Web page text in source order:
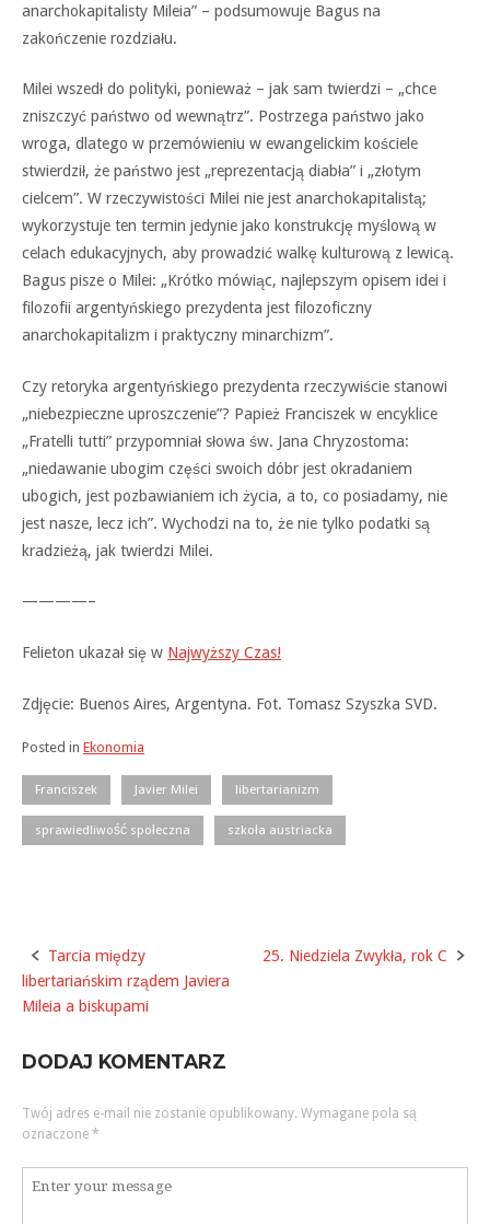
anarchokapitalisty Mileia” – podsumowuje Bagus na
zakończenie rozdziału.
Milei wszedł do polityki, ponieważ – jak sam twierdzi – „chce
zniszczyć państwo od wewnątrz”. Postrzega państwo jako
wroga, dlatego w przemówieniu w ewangelickim kościele
stwierdził, że państwo jest „reprezentacją diabła” i „złotym
cielcem”. W rzeczywistości Milei nie jest anarchokapitalistą;
wykorzystuje ten termin jedynie jako konstrukcję myślową w
celach edukacyjnych, aby prowadzić walkę kulturową z lewicą.
Bagus pisze o Milei: „Krótko mówiąc, najlepszym opisem idei i
filozofii argentyńskiego prezydenta jest filozoficzny
anarchokapitalizm i praktyczny minarchizm”.
Czy retoryka argentyńskiego prezydenta rzeczywiście stanowi
„niebezpieczne uproszczenie”? Papież Franciszek w encyklice
„Fratelli tutti” przypomniał słowa św. Jana Chryzostoma:
„niedawanie ubogim części swoich dóbr jest okradaniem
ubogich, jest pozbawianiem ich życia, a to, co posiadamy, nie
jest nasze, lecz ich”. Wychodzi na to, że nie tylko podatki są
kradzieżą, jak twierdzi Milei.
————–
Felieton ukazał się w Najwyższy Czas!
Zdjęcie: Buenos Aires, Argentyna. Fot. Tomasz Szyszka SVD.
Posted in Ekonomia
Franciszek Javier Milei libertarianizm
sprawiedliwość społeczna szkoła austriacka
Post
navigation
Tarcia między
libertariańskim rządem Javiera
Mileia a biskupami
25. Niedziela Zwykła, rok C
DODAJ KOMENTARZ
Twój adres e-mail nie zostanie opublikowany. Wymagane pola są
oznaczone *
Komentarz